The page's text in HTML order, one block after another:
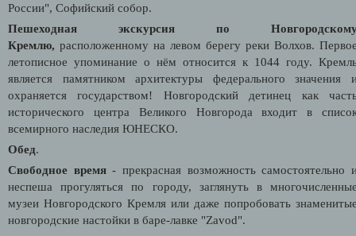
России", Софийский собор.
Пешеходная экскурсия по
Кремлю, расположенному на левом берегу реки Волхов.
летописное упоминание о нём относится к 1044 году.
является памятником архитектуры федерального значения
охраняется государством! Новгородский детинец как
исторического центра Великого Новгорода входит в
всемирного наследия ЮНЕСКО.
Обед.
Свободное время- прекрасная возможность самостоятельно
неспеша прогуляться по городу, заглянуть в
музеи Новгородского Кремля или даже попробовать
новгородские настойки в баре-лавке "Zavod".